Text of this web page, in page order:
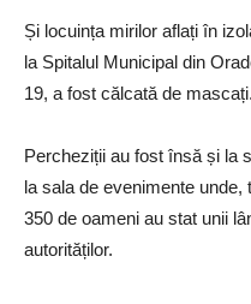
Și locuința mirilor aflați în
la Spitalul Municipal din
19, a fost călcată de mascați.
Percheziții au fost însă și la
la sala de evenimente
350 de oameni au stat unii
autorităților.